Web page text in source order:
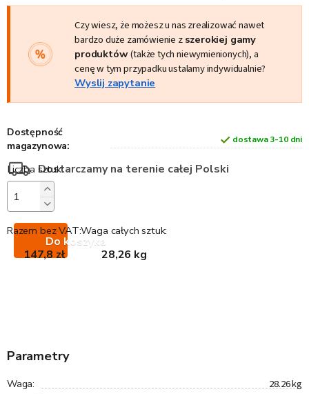
Czy wiesz, że możesz u nas zrealizować nawet
bardzo duże zamówienie z szerokiej gamy
produktów(także tych niewymienionych), a
cenę w tym przypadku ustalamy indywidualnie?
Wyslij zapytanie
Dostępność
magazynowa:
dostawa 3-10 dni
Dostarczamy na terenie całej Polski
Do koszyka
Waga całych sztuk:
28,26 kg
Razem bez VAT:
147,8 zł
Parametry
Waga: 28.26 kg